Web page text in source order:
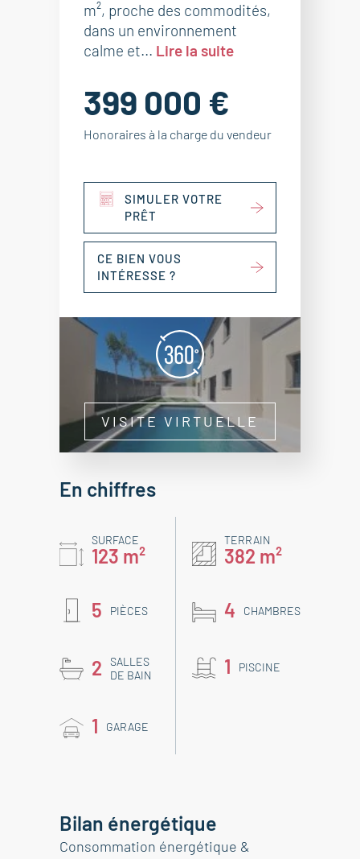
m², proche des commodités,
dans un environnement
calme et... Lire la suite
399 000 €
Honoraires à la charge du vendeur
SIMULER VOTRE
PRÊT
CE BIEN VOUS
INTÉRESSE ?
VISITE VIRTUELLE
En chiffres
SURFACE
123 m²
TERRAIN
382 m²
5 PIÈCES 4 CHAMBRES
2
SALLES
DE BAIN
1 PISCINE
1 GARAGE
Bilan énergétique
Consommation énergétique &